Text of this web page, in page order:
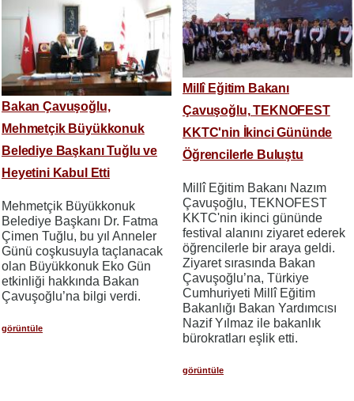
Bakan Çavuşoğlu,
Mehmetçik Büyükkonuk
Belediye Başkanı Tuğlu ve
Heyetini Kabul Etti
Mehmetçik Büyükkonuk
Belediye Başkanı Dr. Fatma
Çimen Tuğlu, bu yıl Anneler
Günü coşkusuyla taçlanacak
olan Büyükkonuk Eko Gün
etkinliği hakkında Bakan
Çavuşoğlu’na bilgi verdi.
görüntüle
Millî Eğitim Bakanı
Çavuşoğlu, TEKNOFEST
KKTC'nin İkinci Gününde
Öğrencilerle Buluştu
Millî Eğitim Bakanı Nazım
Çavuşoğlu, TEKNOFEST
KKTC'nin ikinci gününde
festival alanını ziyaret ederek
öğrencilerle bir araya geldi.
Ziyaret sırasında Bakan
Çavuşoğlu’na, Türkiye
Cumhuriyeti Millî Eğitim
Bakanlığı Bakan Yardımcısı
Nazif Yılmaz ile bakanlık
bürokratları eşlik etti.
görüntüle